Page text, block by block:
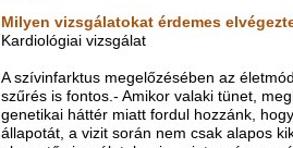
Milyen vizsgálatokat érdemes
Kardiológiai vizsgálat
A szívinfarktus megelőzésében az
szűrés is fontos.- Amikor valaki tünet,
genetikai háttér miatt fordul hozzánk,
állapotát, a vizit során nem csak alapos